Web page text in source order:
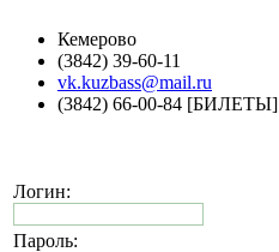
Кемерово
(3842) 39-60-11
vk.kuzbass@mail.ru
(3842) 66-00-84 [БИЛЕТЫ]
Логин:
Пароль: